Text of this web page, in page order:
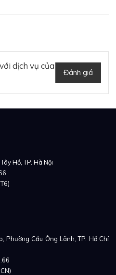
dịch vụ của
Đánh giá
Hồ, TP. Hà Nội
Phường Cầu Ông Lãnh, TP. Hồ Chí